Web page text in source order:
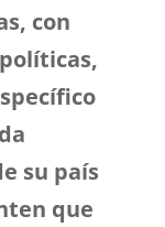
con
su país
que